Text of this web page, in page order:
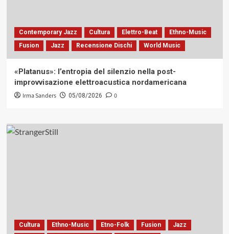
Contemporary Jazz Cultura Elettro-Beat
Ethno-Music
Fusion
Jazz Recensione Dischi World Music
«Platanus»: l’entropia del silenzio nella post-
improvvisazione elettroacustica nordamericana
Irma Sanders 05/08/2026 0
Cultura Ethno-Music Etno-Folk Fusion
Jazz